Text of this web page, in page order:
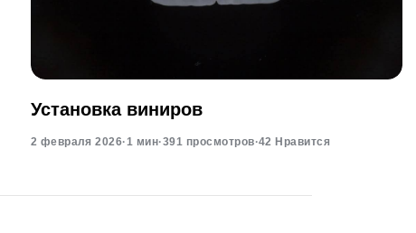
Установка виниров
2 февраля 2026·1 мин·391 просмотров·42 Нравится